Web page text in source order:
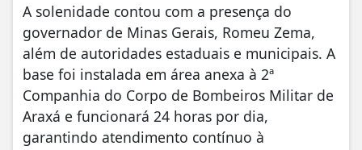
A solenidade contou com a presença do
governador de Minas Gerais, Romeu Zema,
além de autoridades estaduais e municipais. A
base foi instalada em área anexa à 2ª
Companhia do Corpo de Bombeiros Militar de
Araxá e funcionará 24 horas por dia,
garantindo atendimento contínuo à